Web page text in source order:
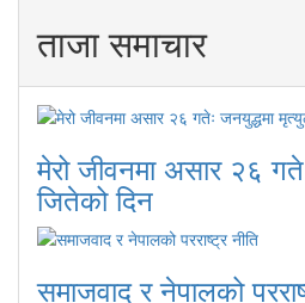
ताजा समाचार
मेरो जीवनमा असार २६
जितेको दिन
समाजवाद र नेपालको